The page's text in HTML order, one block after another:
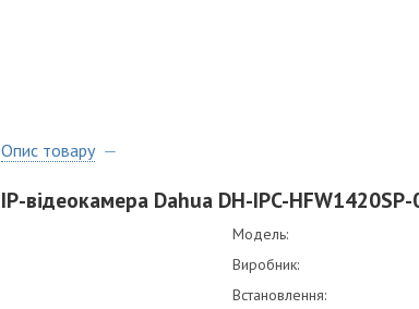
Опис товару
IP-відеокамера Dahua DH-IPC-
Модель:
Виробник:
Встановлення: